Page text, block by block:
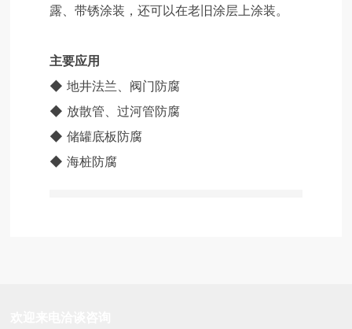
露、带锈涂装，还可以在老旧涂层上涂装。
主要应用
◆地井法兰、阀门防腐
◆ 放散管、过河管防腐
◆储罐底板防腐
◆海桩防腐